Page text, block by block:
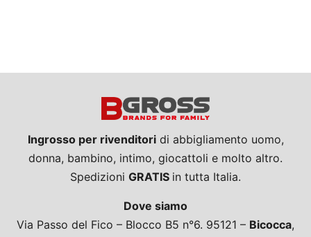
Ingrosso per rivenditoridi abbigliamento uomo,
donna, bambino, intimo, giocattoli e molto altro.
Spedizioni GRATIS in tutta Italia.
Dove siamo
Via Passo del Fico – Blocco B5 n°6. 95121 – Bicocca,